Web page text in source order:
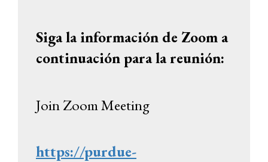
Siga la información de Zoom a
continuación para la reunión:
Join Zoom Meeting
https://purdue-